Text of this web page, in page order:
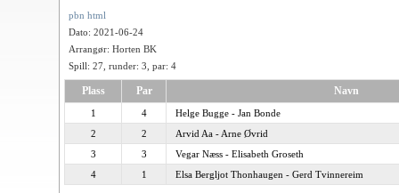
pbn html
Dato: 2021-06-24
Arrangør: Horten BK
Spill: 27, runder: 3, par: 4
Plass Par Navn
1 4
Helge Bugge - Jan Bonde
2
2
Arvid Aa - Arne Øvrid
3
3
Vegar Næss - Elisabeth Groseth
4
1 Elsa Bergljot Thonhaugen - Gerd Tvinnereim